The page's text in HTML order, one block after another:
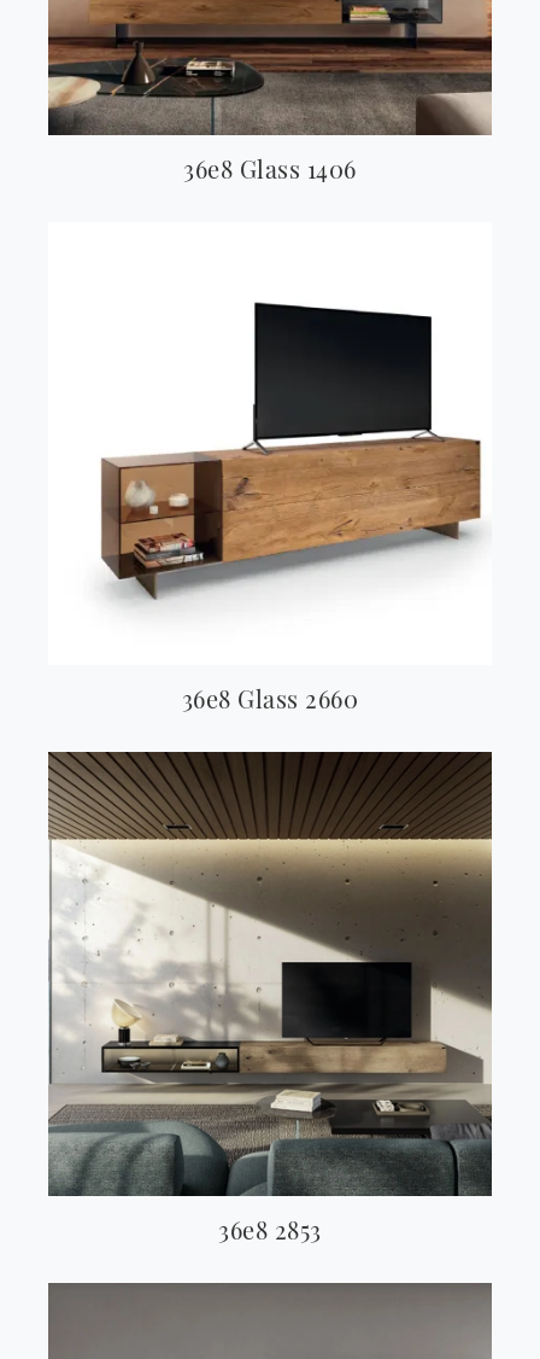
36e8 Glass 1406
36e8 Glass 2660
36e8 2853